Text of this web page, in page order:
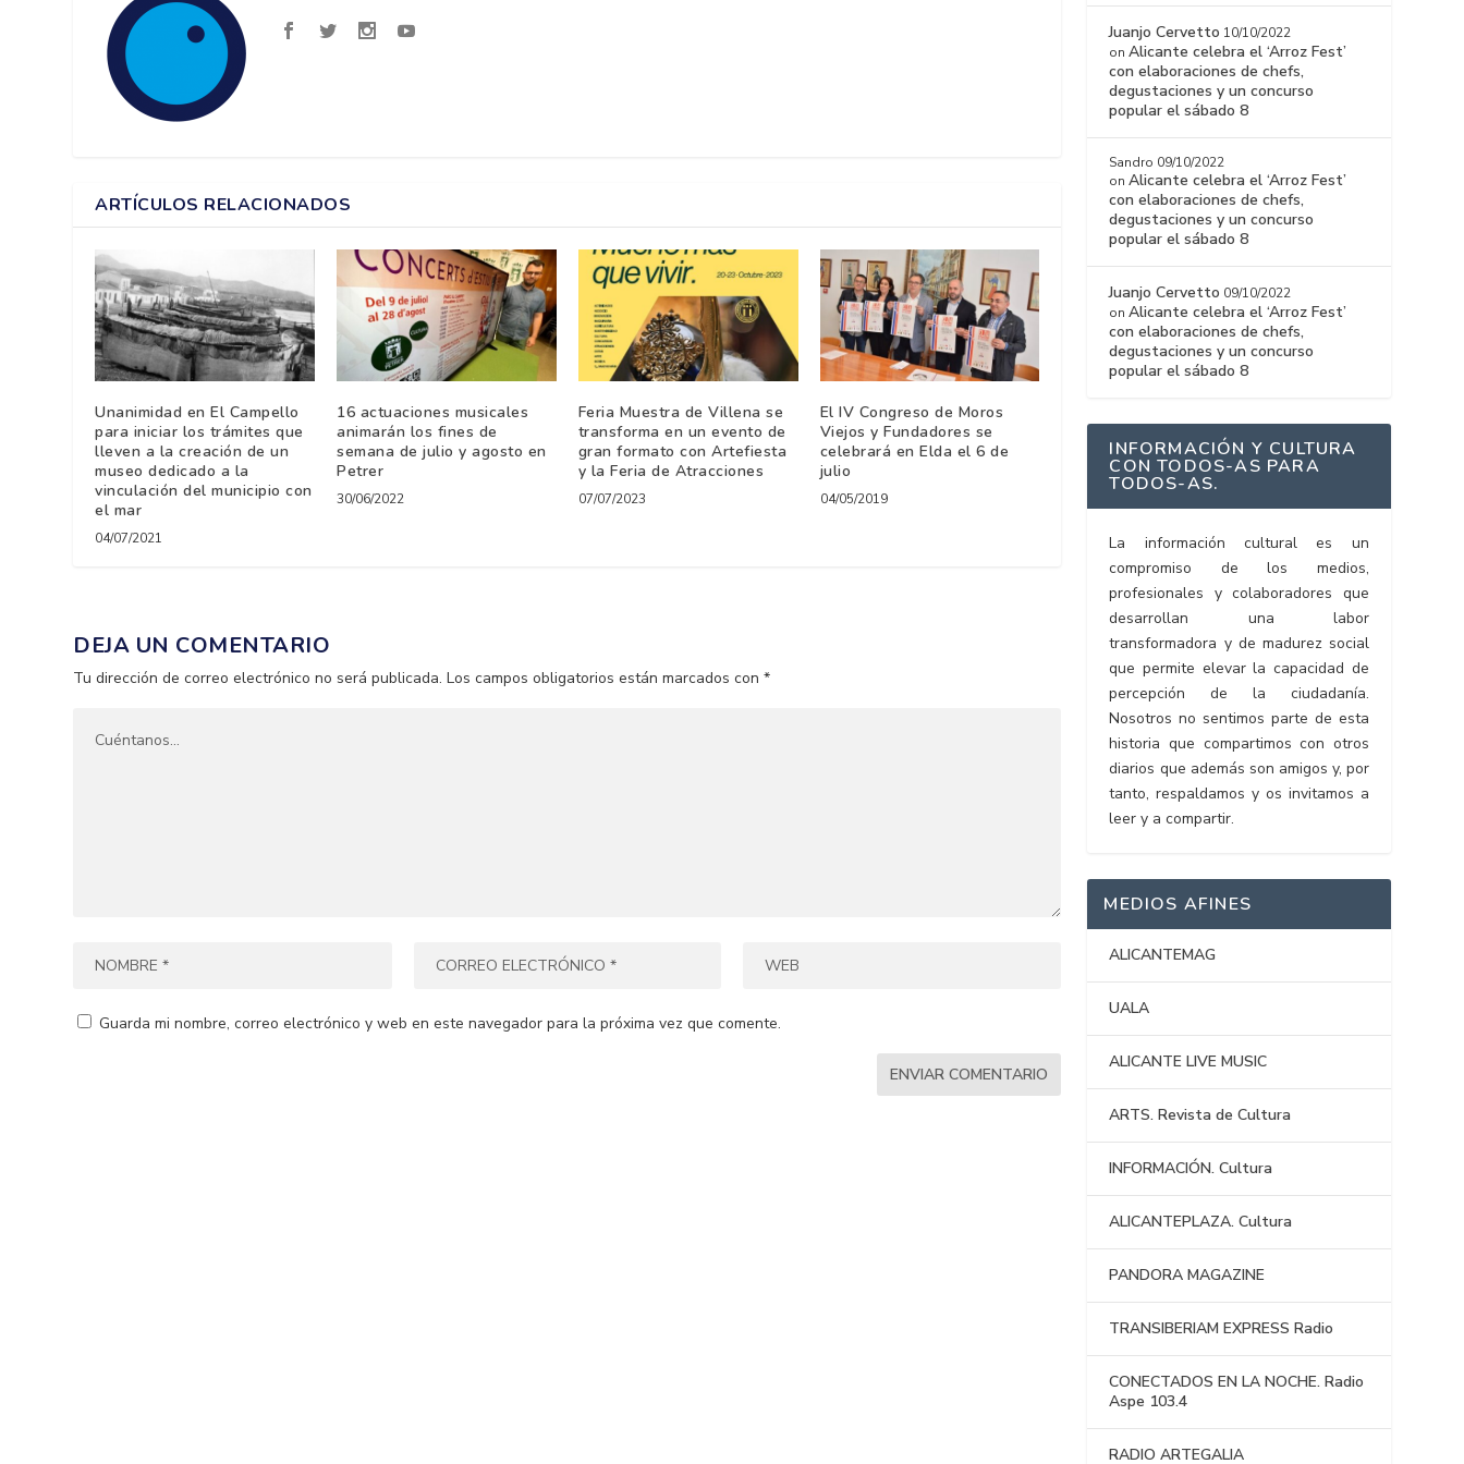
ARTÍCULOS RELACIONADOS
Unanimidad en El Campello
para iniciar los trámites que
lleven a la creación de un
museo dedicado a la
vinculación del municipio con
el mar
04/07/2021
16 actuaciones musicales
animarán los fines de
semana de julio y agosto en
Petrer
30/06/2022
Feria Muestra de Villena se
transforma en un evento de
gran formato con Artefiesta
y la Feria de Atracciones
07/07/2023
El IV Congreso de Moros
Viejos y Fundadores se
celebrará en Elda el 6 de
julio
04/05/2019
DEJA UN COMENTARIO
Tu dirección de correo electrónico no será publicada. Los campos obligatorios están marcados con*
Guarda mi nombre, correo electrónico y web en este navegador para la próxima vez que comente.
Juanjo Cervetto 10/10/2022
onAlicante celebra el ‘Arroz Fest’
con elaboraciones de chefs,
degustaciones y un concurso
popular el sábado 8
Sandro 09/10/2022
onAlicante celebra el ‘Arroz Fest’
con elaboraciones de chefs,
degustaciones y un concurso
popular el sábado 8
Juanjo Cervetto 09/10/2022
onAlicante celebra el ‘Arroz Fest’
con elaboraciones de chefs,
degustaciones y un concurso
popular el sábado 8
INFORMACIÓN Y CULTURA
CON TODOS-AS PARA
TODOS-AS.
La información cultural es un
compromiso de los medios,
profesionales y colaboradores que
desarrollan una labor
transformadora y de madurez social
que permite elevar la capacidad de
percepción de la ciudadanía.
Nosotros no sentimos parte de esta
historia que compartimos con otros
diarios que además son amigos y, por
tanto, respaldamos y os invitamos a
leer y a compartir.
MEDIOS AFINES
ALICANTEMAG
UALA
ALICANTE LIVE MUSIC
ARTS. Revista de Cultura
INFORMACIÓN. Cultura
ALICANTEPLAZA. Cultura
PANDORA MAGAZINE
TRANSIBERIAM EXPRESS Radio
CONECTADOS EN LA NOCHE. Radio
Aspe 103.4
RADIO ARTEGALIA